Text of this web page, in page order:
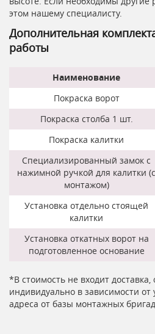
этом нашему специалисту.
Дополнительная
работы
Наименование
Покраска ворот
Покраска столба 1 шт.
Покраска калитки
Специализированный замок с
нажимной ручкой для калитки (с
монтажом)
Установка отдельно стоящей
калитки
Установка откатных ворот на
подготовленное основание
*В стоимость не входит
индивидуально в зависимости
адреса от базы монтажных